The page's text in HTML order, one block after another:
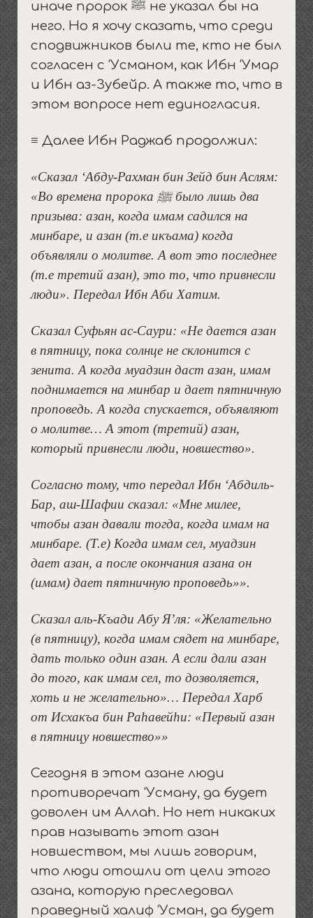
иначе пророк
не указал бы на
него. Но я хочу сказать, что среди
сподвижников были те, кто не был
согласен с ‘Усманом, как Ибн ‘Умар
и Ибн аз-Зубейр. А также то, что в
этом вопросе нет единогласия.
≡ Далее Ибн Раджаб продолжил:
«Сказал ‘Абду-Рахман бин Зейд бин Аслям:
«Во времена пророка ﷺ было лишь два
призыва: азан, когда имам садился на
минбаре, и азан (т.е икъама) когда
объявляли о молитве. А вот это последнее
(т.е третий азан), это то, что привнесли
люди». Передал Ибн Аби Хатим.
Сказал Суфьян ас-Саури: «Не дается азан
в пятницу, пока солнце не склонится с
зенита. А когда муадзин даст азан, имам
поднимается на минбар и дает пятничную
проповедь. А когда спускается, объявляют
о молитве… А этот (третий) азан,
который привнесли люди, новшество».
Согласно тому, что передал Ибн ‘Абдиль-
Бар, аш-Шафии сказал: «Мне милее,
чтобы азан давали тогда, когда имам на
минбаре. (Т.е) Когда имам сел, муадзин
дает азан, а после окончания азана он
(имам) дает пятничную проповедь»».
Сказал аль-Къади Абу Я’ля: «Желательно
(в пятницу), когда имам сядет на минбаре,
дать только один азан. А если дали азан
до того, как имам сел, то дозволяется,
хоть и не желательно»… Передал Харб
от Исхакъа бин Раhавейhи: «Первый азан
в пятницу новшество»»
Сегодня в этом азане люди
противоречат ‘Усману, да будет
доволен им Аллаh. Но нет никаких
прав называть этот азан
новшеством, мы лишь говорим,
что люди отошли от цели этого
азана, которую преследовал
праведный халиф ‘Усман, да будет